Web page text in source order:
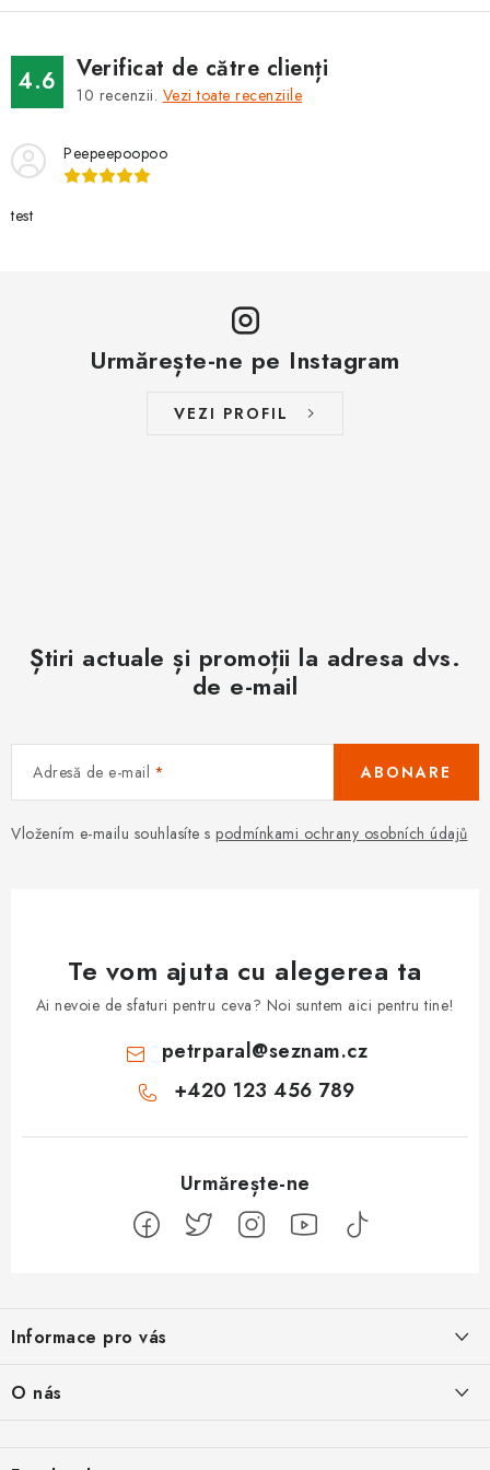
Jak na Jupiter Obchodní podmínky
Kontakty
Evaluarea magazinului
4.6 Verificat de către clienți
10 recenzii. Vezi toate recenziile
Peepeepoopoo
test
Urmărește-ne pe Instagram
VEZI PROFIL
Știri actuale și promoții la adresa dvs.
de e-mail
Adresă de e-mail
Vložením e-mailu souhlasíte s podmínkami ochrany osobních údajů
ABONARE
Te vom ajuta cu alegerea ta
Ai nevoie de sfaturi pentru ceva? Noi suntem aici pentru tine!
petrparal@seznam.cz
+420 123 456 789
b
o
Informace pro vás
Jak na Jupiter
Kontakty
O nás